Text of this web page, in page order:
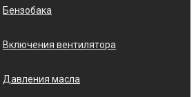
Бензобака
Включения вентилятора
Давления масла